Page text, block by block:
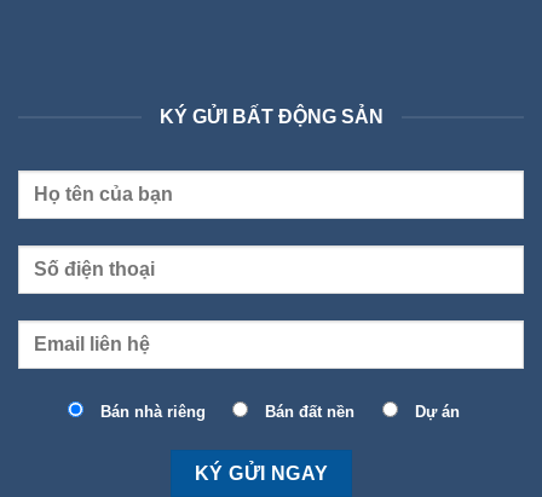
KÝ GỬI BẤT ĐỘNG SẢN
Bán nhà riêng Bán đất nền Dự án